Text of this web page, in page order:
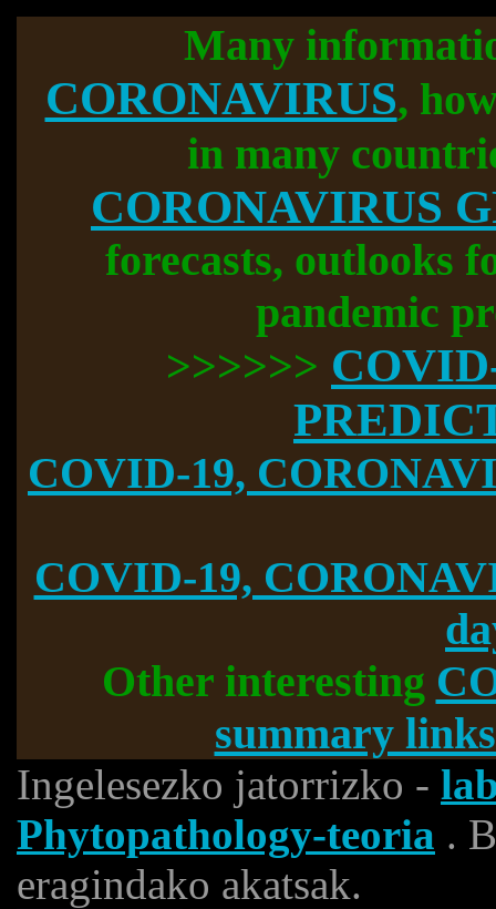
Many
CORONAVIRUS,
in many
CORONAVIRUS
forecasts, outlooks
pandemic
>>>>>>
COVID-19,
COVID-19,
Other interesting
summary
Ingelesezko jatorrizko -
Phytopathology-teoria .
eragindako akatsak.